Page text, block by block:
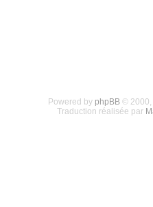
Powered by phpBB© 2000,
Traduction réalisée par